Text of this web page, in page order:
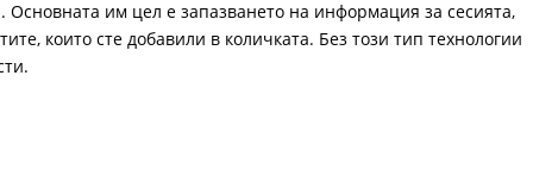
им цел е запазването на информация за сесията,
които сте добавили в количката. Без този тип технологии